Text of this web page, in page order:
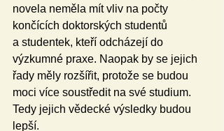
novela neměla mít vliv na počty
končících doktorských studentů
a studentek, kteří odcházejí do
výzkumné praxe. Naopak by se jejich
řady měly rozšířit, protože se budou
moci více soustředit na své studium.
Tedy jejich vědecké výsledky budou
lepší.